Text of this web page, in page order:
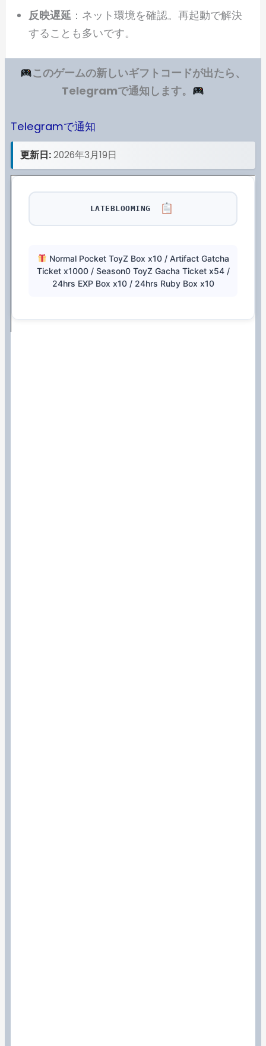
反映遅延 ：ネット環境を確認。再起動で解決
することも多いです。
このゲームの新しいギフトコードが出たら、
Telegramで通知します。
Telegramで通知
更新日:2026年3月19日
LATEBLOOMING
Normal Pocket ToyZ Box x10 / Artifact Gatcha
Ticket x1000 / Season0 ToyZ Gacha Ticket x54 /
24hrs EXP Box x10 / 24hrs Ruby Box x10